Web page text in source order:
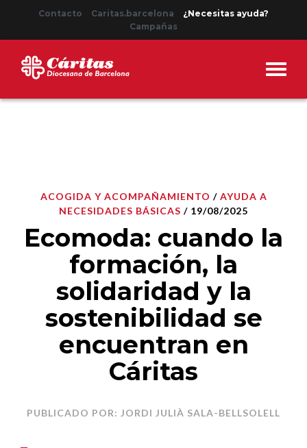
Contacto Caritas.barcelona
¿Necesitas ayuda?
Campañas
ACOGIDA Y ACOMPAÑAMIENTO / AYUDA A
NECESIDADES BÁSICAS / 19/08/2025
Ecomoda: cuando la
formación, la
solidaridad y la
sostenibilidad se
encuentran en
Cáritas
PUBLICADO POR: JORDI JULIÀ SALA-BELLSOLELL